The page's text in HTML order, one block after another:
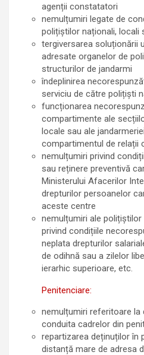
agenții constatatori
nemulțumiri legate de
polițiștilor naționali, locali
tergiversarea soluționării
adresate organelor de
structurilor de jandarmi
îndeplinirea
serviciu de către polițiști
funcționarea
compartimente ale
locale sau ale
compartimentul de relații
nemulțumiri privind
sau reținere preventivă
Ministerului Afacerilor
drepturilor persoanelor
aceste centre
nemulțumiri ale
privind condițiile
neplata drepturilor
de odihnă sau a zilelor
ierarhic superioare, etc.
Penitenciare:
nemulțumiri referitoare la
conduita cadrelor din
repartizarea deținuților în
distanță mare de adresa